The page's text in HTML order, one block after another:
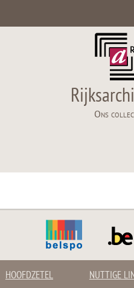
Ons
HOOFDZETEL NUTTIGE